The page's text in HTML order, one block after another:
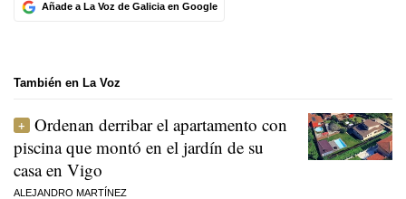
Añade a La Voz de Galicia en Google
También en La Voz
Ordenan derribar el apartamento con
piscina que montó en el jardín de su
casa en Vigo
ALEJANDRO MARTÍNEZ